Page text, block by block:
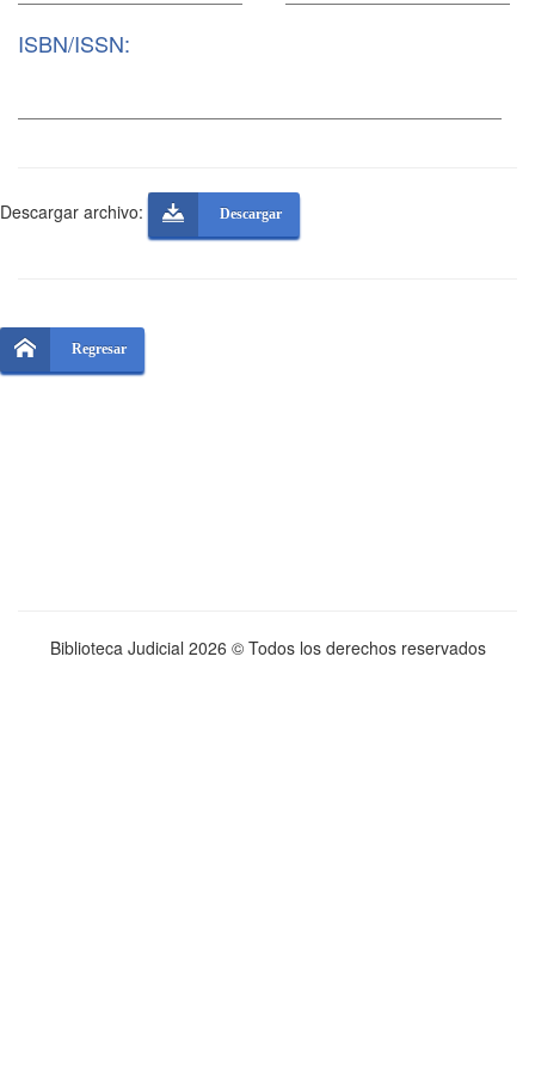
ISBN/ISSN:
Descargar archivo: Descargar
Regresar
Biblioteca Judicial 2026 © Todos los derechos reservados